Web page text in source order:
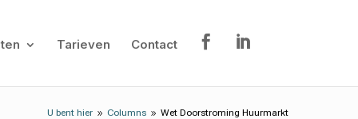
Tarieven Contact
U bent hier 9 Columns 9 Wet Doorstroming Huurmarkt